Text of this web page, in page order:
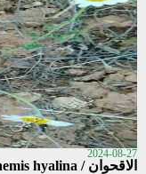
2024-08-27
الاقحوان / Anthemis hyalina